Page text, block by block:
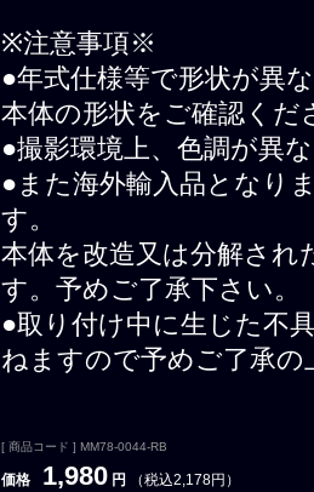
※注意事項※
●年式仕様等で形状が異
本体の形状をご確認くだ
●撮影環境上、色調が異
●また海外輸入品となり
す。
本体を改造又は分解され
す。予めご了承下さい。
●取り付け中に生じた不
ねますので予めご了承
[ 商品コード ] MM78-0044-RB
価格 1,980 円 （税込2,178円）